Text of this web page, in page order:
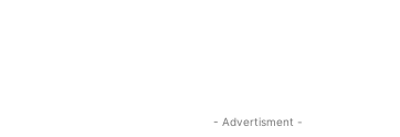
- Advertisment -